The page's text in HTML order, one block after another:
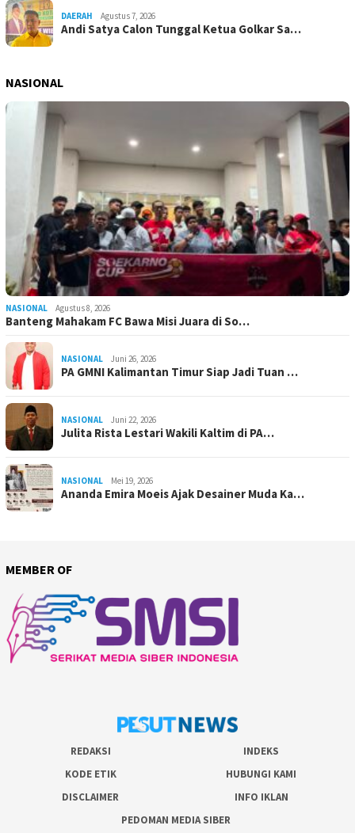
DAERAH Agustus 7, 2026
Andi Satya Calon Tunggal Ketua Golkar Sa…
NASIONAL
NASIONAL Agustus 8, 2026
Banteng Mahakam FC Bawa Misi Juara di So…
NASIONAL Juni 26, 2026
PA GMNI Kalimantan Timur Siap Jadi Tuan …
NASIONAL Juni 22, 2026
Julita Rista Lestari Wakili Kaltim di PA…
NASIONAL Mei 19, 2026
Ananda Emira Moeis Ajak Desainer Muda Ka…
MEMBER OF
REDAKSI
INDEKS
KODE ETIK
HUBUNGI KAMI
DISCLAIMER
INFO IKLAN
PEDOMAN MEDIA SIBER